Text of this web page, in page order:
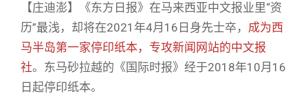
【庄迪澎】《东方日报》在马来西亚中文报业里“资
历”最浅，却将在2021年4月16日身先士卒， 成为西
马半岛第一家停印纸本，专攻新闻网站的中文报
社。东马砂拉越的《国际时报》经于2018年10月16
日起停印纸本。